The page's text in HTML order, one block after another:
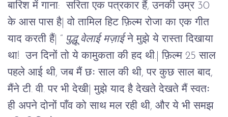
बारिश में गाना: सरिता एक पत्रकार हैं, उनकी उम्र 30
के आस पास है| वो तामिल हिट फ़िल्म रोजा का एक गीत
याद करती हैं| “ पुद्धू वेलाई मज़ाई ने मुझे ये रास्ता दिखाया
था!  उन दिनों तो ये कामुकता की हद थी. फ़िल्म 25 साल
पहले आई थी, जब मैं छः साल की थी, पर कुछ साल बाद,
मैंने टी. वी. पर भी देखी मुझे याद है देखते देखते मैं स्वतः
ही अपने दोनों पाँव को साथ मल रही थी, और ये भी समझ